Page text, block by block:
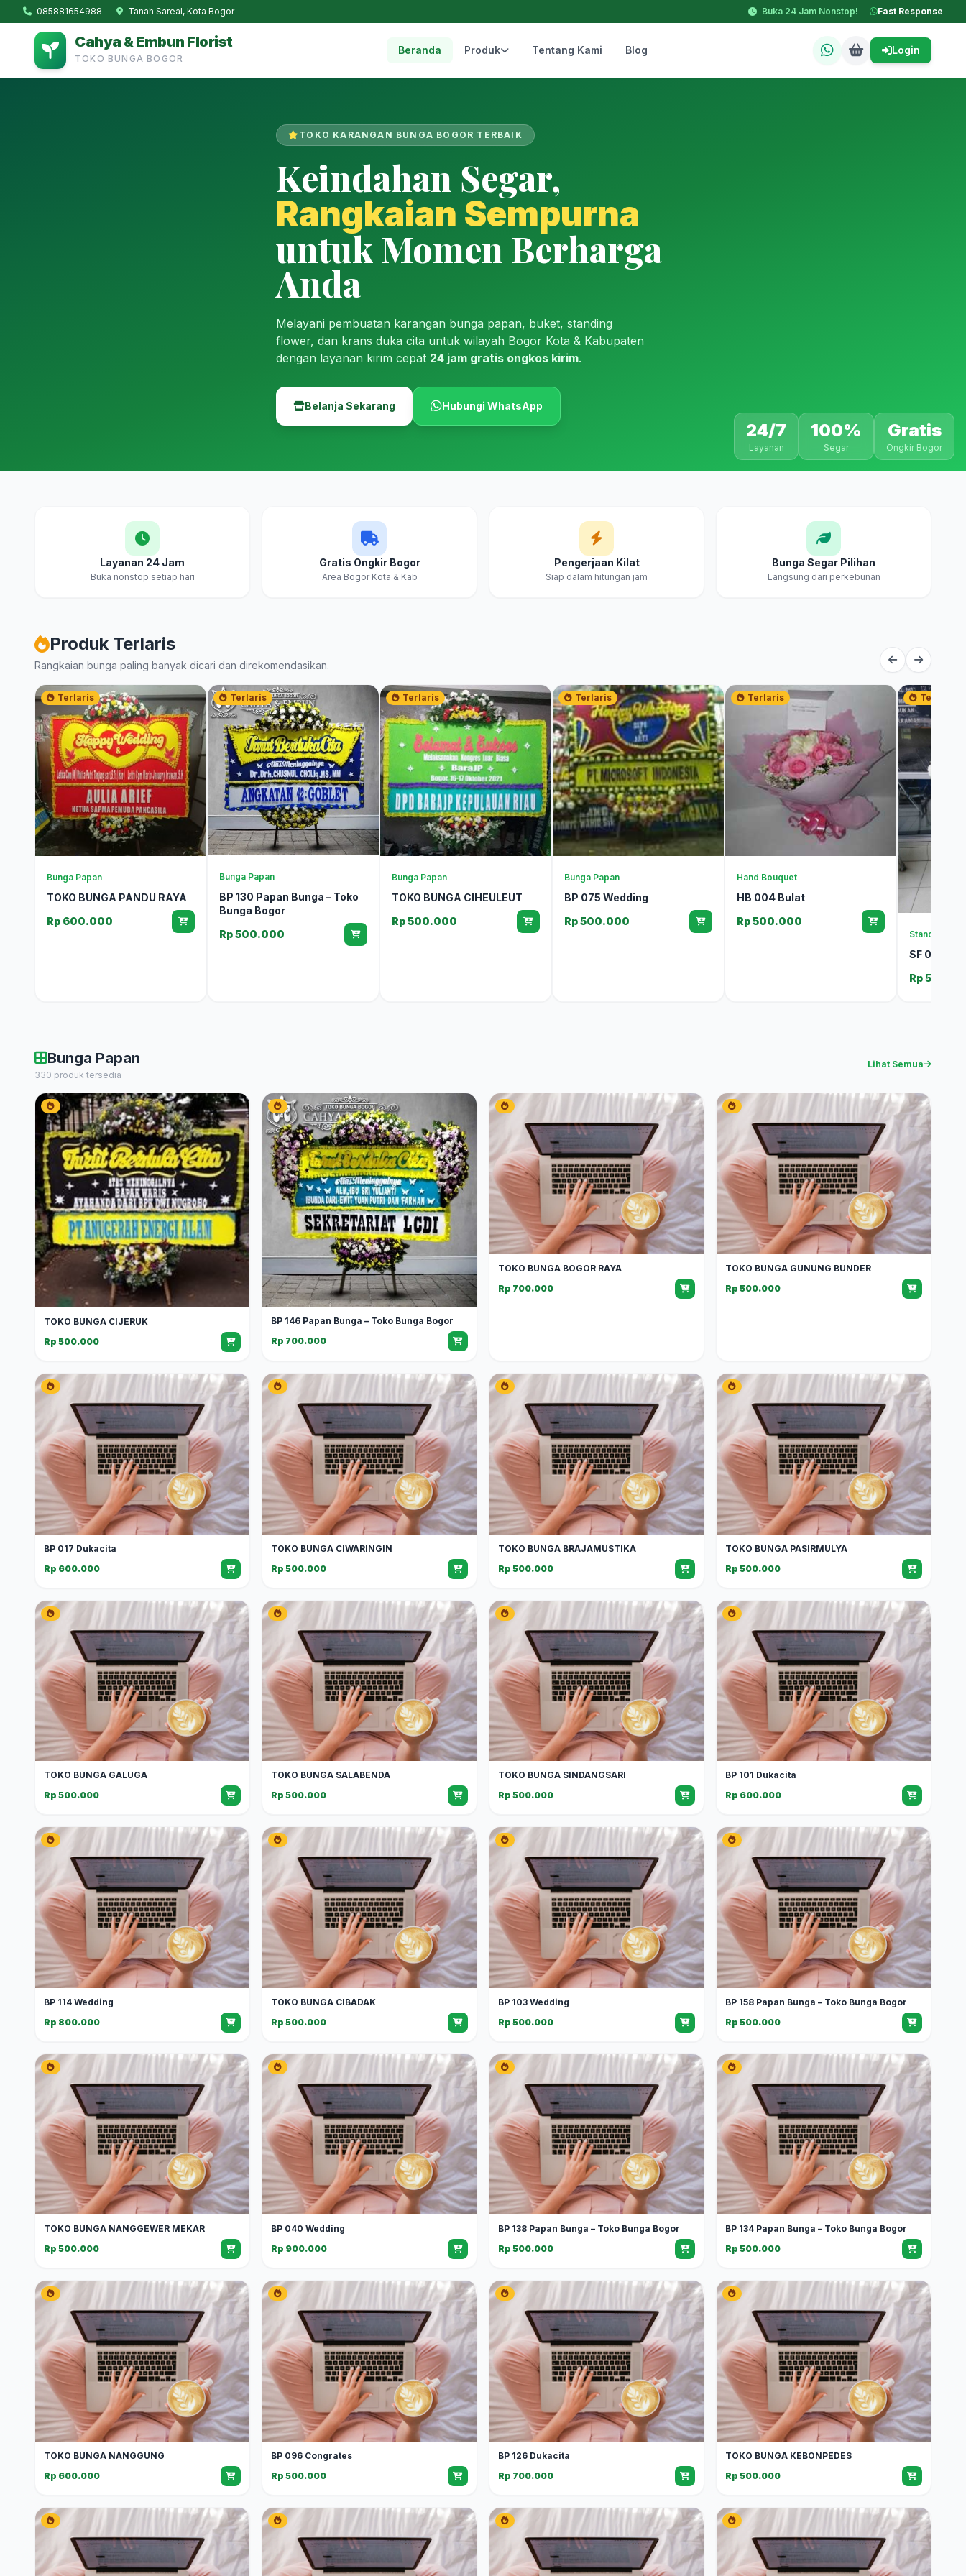
085881654988 Tanah Sareal, Kota Bogor Buka 24 Jam Nonstop! Fast Response
Cahya & Embun Florist
TOKO BUNGA BOGOR
Beranda Produk Tentang Kami Blog Login
TOKO KARANGAN BUNGA BOGOR TERBAIK
Keindahan Segar,
Rangkaian Sempurna
untuk Momen Berharga
Anda
Melayani pembuatan karangan bunga papan, buket, standing
flower, dan krans duka cita untuk wilayah Bogor Kota & Kabupaten
dengan layanan kirim cepat 24 jam gratis ongkos kirim.
Belanja Sekarang Hubungi WhatsApp
24/7
Layanan
100%
Segar
Gratis
Ongkir Bogor
Layanan 24 Jam
Buka nonstop setiap hari
Gratis Ongkir Bogor
Area Bogor Kota & Kab
Pengerjaan Kilat
Siap dalam hitungan jam
Bunga Segar Pilihan
Langsung dari perkebunan
Produk Terlaris
Rangkaian bunga paling banyak dicari dan direkomendasikan.
Terlaris
Bunga Papan
TOKO BUNGA PANDU RAYA
Rp 600.000
Terlaris
Bunga Papan
BP 130 Papan Bunga – Toko
Bunga Bogor
Rp 500.000
Terlaris
Bunga Papan
TOKO BUNGA CIHEULEUT
Rp 500.000
Terlaris
Bunga Papan
BP 075 Wedding
Rp 500.000
Terlaris
Hand Bouquet
HB 004 Bulat
Rp 500.000
Terlaris
Standing &
SF 008
Rp
Bunga Papan
330 produk tersedia
Lihat Semua
TOKO BUNGA CIJERUK
Rp 500.000
BP 146 Papan Bunga – Toko Bunga Bogor
Rp 700.000
TOKO BUNGA BOGOR RAYA
Rp 700.000
TOKO BUNGA GUNUNG BUNDER
Rp 500.000
BP 017 Dukacita
Rp 600.000
TOKO BUNGA CIWARINGIN
Rp 500.000
TOKO BUNGA BRAJAMUSTIKA
Rp 500.000
TOKO BUNGA PASIRMULYA
Rp 500.000
TOKO BUNGA GALUGA
Rp 500.000
TOKO BUNGA SALABENDA
Rp 500.000
TOKO BUNGA SINDANGSARI
Rp 500.000
BP 101 Dukacita
Rp 600.000
BP 114 Wedding
Rp 800.000
TOKO BUNGA CIBADAK
Rp 500.000
BP 103 Wedding
Rp 500.000
BP 158 Papan Bunga – Toko Bunga Bogor
Rp 500.000
TOKO BUNGA NANGGEWER MEKAR
Rp 500.000
BP 040 Wedding
Rp 900.000
BP 138 Papan Bunga – Toko Bunga Bogor
Rp 500.000
BP 134 Papan Bunga – Toko Bunga Bogor
Rp 500.000
TOKO BUNGA NANGGUNG
Rp 600.000
BP 096 Congrates
Rp 500.000
BP 126 Dukacita
Rp 700.000
TOKO BUNGA KEBONPEDES
Rp 500.000